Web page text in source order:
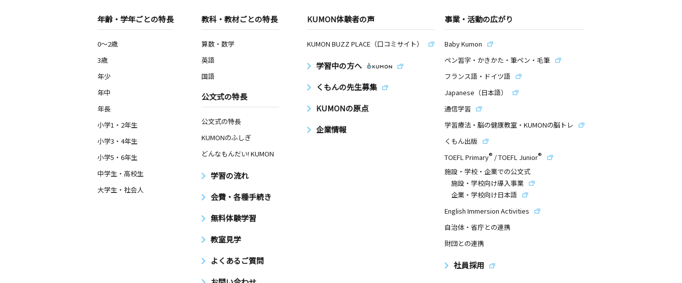
年齢・学年ごとの特長
0～2歳
3歳
年少
年中
年長
小学1・2年生
小学3・4年生
小学5・6年生
中学生・高校生
大学生・社会人
教科・教材ごとの特長
算数・数学
英語
国語
公文式の特長
公文式の特長
KUMONのふしぎ
どんなもんだい! KUMON
学習の流れ
会費・各種手続き
無料体験学習
教室見学
よくあるご質問
KUMON体験者の声
KUMON BUZZ PLACE（口コミサイト）
学習中の方へ
くもんの先生募集
KUMONの原点
企業情報
事業・活動の広がり
Baby Kumon
ペン習字・かきかた・筆ペン・毛筆
フランス語・ドイツ語
Japanese（日本語）
通信学習
学習療法・脳の健康教室・KUMONの脳トレ
くもん出版
TOEFL Primary® /TOEFL Junior®
施設・学校・企業での公文式
施設・学校向け導入事業
企業・学校向け日本語
English Immersion Activities
自治体・省庁との連携
財団との連携
社員採用